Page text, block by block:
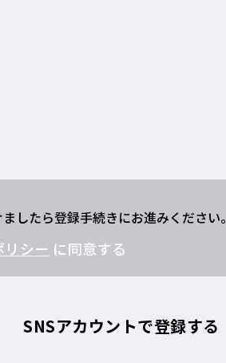
したら登録手続きにお進みください。
シー に同意する
SNSアカウントで登録する